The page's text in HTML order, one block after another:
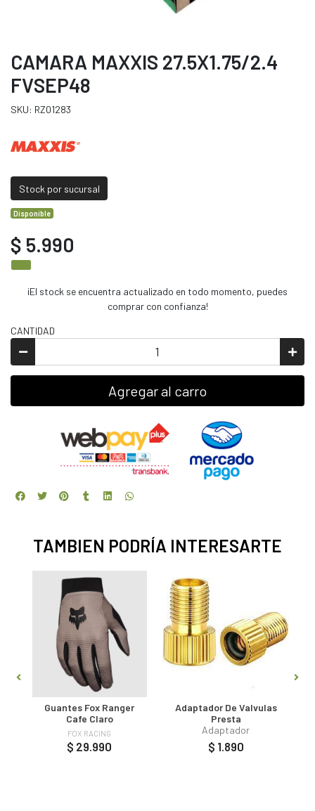
CAMARA MAXXIS 27.5X1.75/2.4
FVSEP48
SKU: RZ01283
Stock por sucursal
Disponible
$ 5.990
¡El stock se encuentra actualizado en todo momento, puedes
comprar con confianza!
CANTIDAD
Agregar al carro
TAMBIEN PODRÍA INTERESARTE
Guantes Fox Ranger
Cafe Claro
FOX RACING
$ 29.990
Adaptador De Valvulas
Presta
Adaptador
$ 1.890